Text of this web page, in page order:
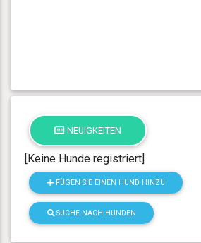
NEUIGKEITEN
[Keine Hunde registriert]
FÜGEN SIE EINEN HUND HINZU
SUCHE NACH HUNDEN